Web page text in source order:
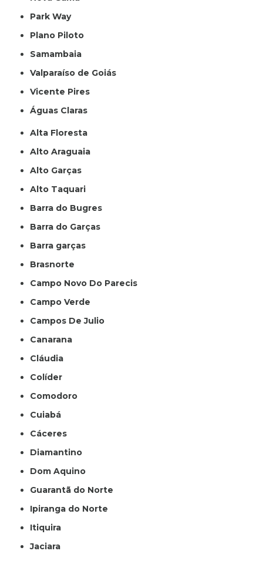
Park Way
Plano Piloto
Samambaia
Valparaíso de Goiás
Vicente Pires
Águas Claras
Alta Floresta
Alto Araguaia
Alto Garças
Alto Taquari
Barra do Bugres
Barra do Garças
Barra garças
Brasnorte
Campo Novo Do Parecis
Campo Verde
Campos De Julio
Canarana
Cláudia
Colíder
Comodoro
Cuiabá
Cáceres
Diamantino
Dom Aquino
Guarantã do Norte
Ipiranga do Norte
Itiquira
Jaciara